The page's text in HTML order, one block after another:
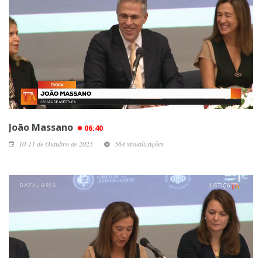
João Massano 06:40
10-11 de Outubro de 2025 564 visualizações